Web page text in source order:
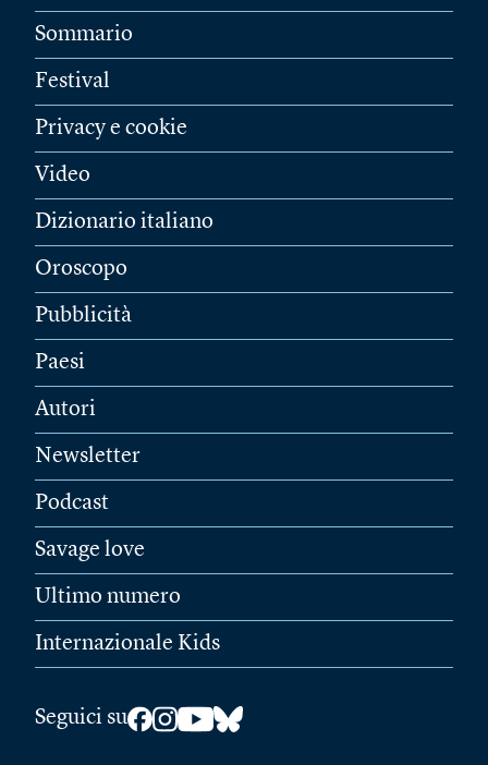
Sommario
Festival
Privacy e cookie
Video
Dizionario italiano
Oroscopo
Pubblicità
Paesi
Autori
Newsletter
Podcast
Savage love
Ultimo numero
Internazionale Kids
Seguici su